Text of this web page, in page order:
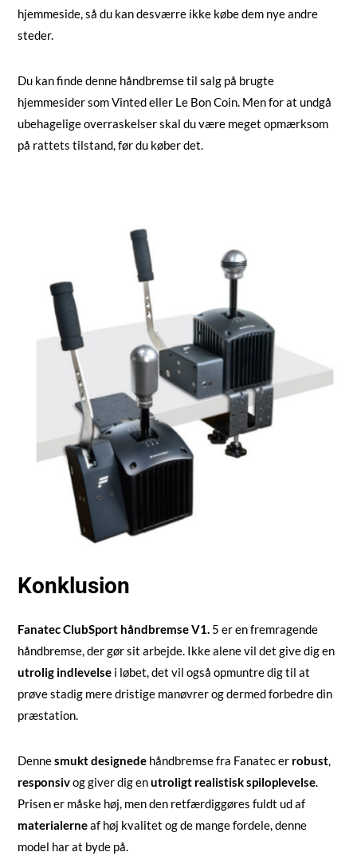
hjemmeside, så du kan desværre ikke købe dem nye andre
steder.
Du kan finde denne håndbremse til salg på brugte
hjemmesider som Vinted eller Le Bon Coin. Men for at undgå
ubehagelige overraskelser skal du være meget opmærksom
på rattets tilstand, før du køber det.
Konklusion
Fanatec ClubSport håndbremse V1.5 er en fremragende
håndbremse, der gør sit arbejde. Ikke alene vil det give dig en
utrolig indlevelse i løbet, det vil også opmuntre dig til at
prøve stadig mere dristige manøvrer og dermed forbedre din
præstation.
Dennesmukt designedehåndbremse fra Fanatec er robust,
responsivog giver dig enutroligt realistisk spiloplevelse.
Prisen er måske høj, men den retfærdiggøres fuldt ud af
materialerneaf høj kvalitet og de mange fordele, denne
model har at byde på.